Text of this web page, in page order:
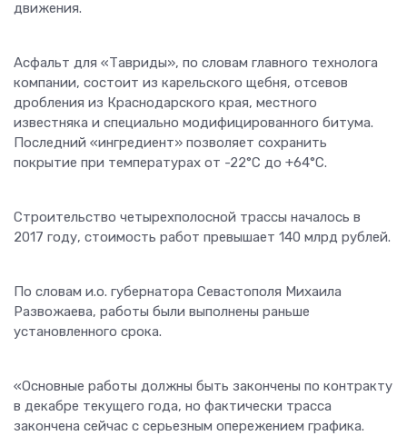
движения.
Асфальт для «Тавриды», по словам главного технолога
компании, состоит из карельского щебня, отсевов
дробления из Краснодарского края, местного
известняка и специально модифицированного битума.
Последний «ингредиент» позволяет сохранить
покрытие при температурах от -22°C до +64°C.
Строительство четырехполосной трассы началось в
2017 году, стоимость работ превышает 140 млрд рублей.
По словам и.о. губернатора Севастополя Михаила
Развожаева, работы были выполнены раньше
установленного срока.
«Основные работы должны быть закончены по контракту
в декабре текущего года, но фактически трасса
закончена сейчас с серьезным опережением графика.